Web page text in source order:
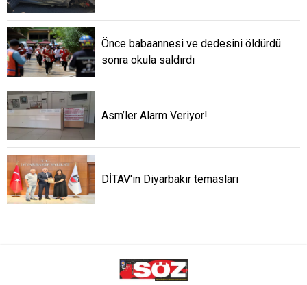
Önce babaannesi ve dedesini öldürdü
sonra okula saldırdı
Asm’ler Alarm Veriyor!
DİTAV'ın Diyarbakır temasları